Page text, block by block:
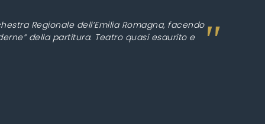
Regionale dell’Emilia Romagna, facendo
della partitura. Teatro quasi esaurito e